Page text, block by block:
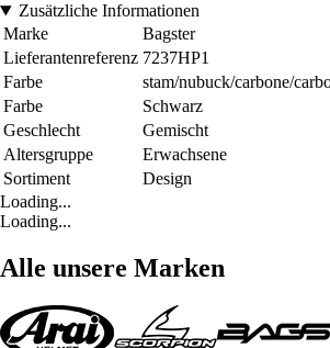
Zusätzliche Informationen
Marke
Bagster
Lieferantenreferenz 7237HP1
Farbe
stam/nubuck/carbone/
Farbe
Schwarz
Geschlecht
Gemischt
Altersgruppe
Erwachsene
Sortiment
Design
Loading...
Loading...
Alle unsere Marken